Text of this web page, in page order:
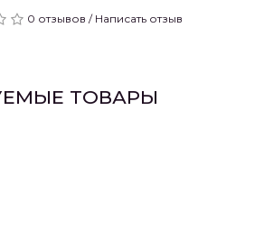
0 отзывов / Написать отзыв
ТОВАРЫ